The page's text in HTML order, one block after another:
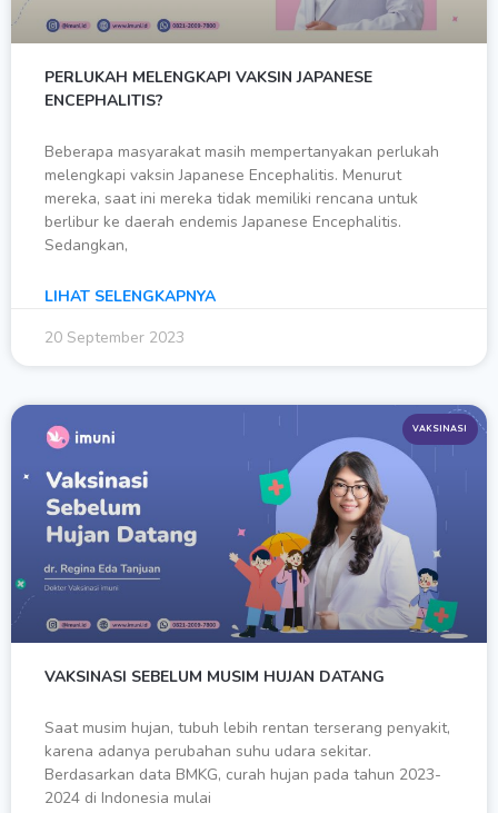
PERLUKAH MELENGKAPI VAKSIN JAPANESE
ENCEPHALITIS?
Beberapa masyarakat masih mempertanyakan perlukah
melengkapi vaksin Japanese Encephalitis. Menurut
mereka, saat ini mereka tidak memiliki rencana untuk
berlibur ke daerah endemis Japanese Encephalitis.
Sedangkan,
LIHAT SELENGKAPNYA
20 September 2023
VAKSINASI
VAKSINASI SEBELUM MUSIM HUJAN DATANG
Saat musim hujan, tubuh lebih rentan terserang penyakit,
karena adanya perubahan suhu udara sekitar.
Berdasarkan data BMKG, curah hujan pada tahun 2023-
2024 di Indonesia mulai